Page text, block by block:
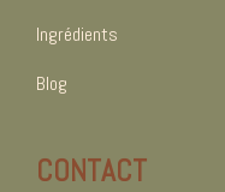
Ingrédients
Blog
CONTACT